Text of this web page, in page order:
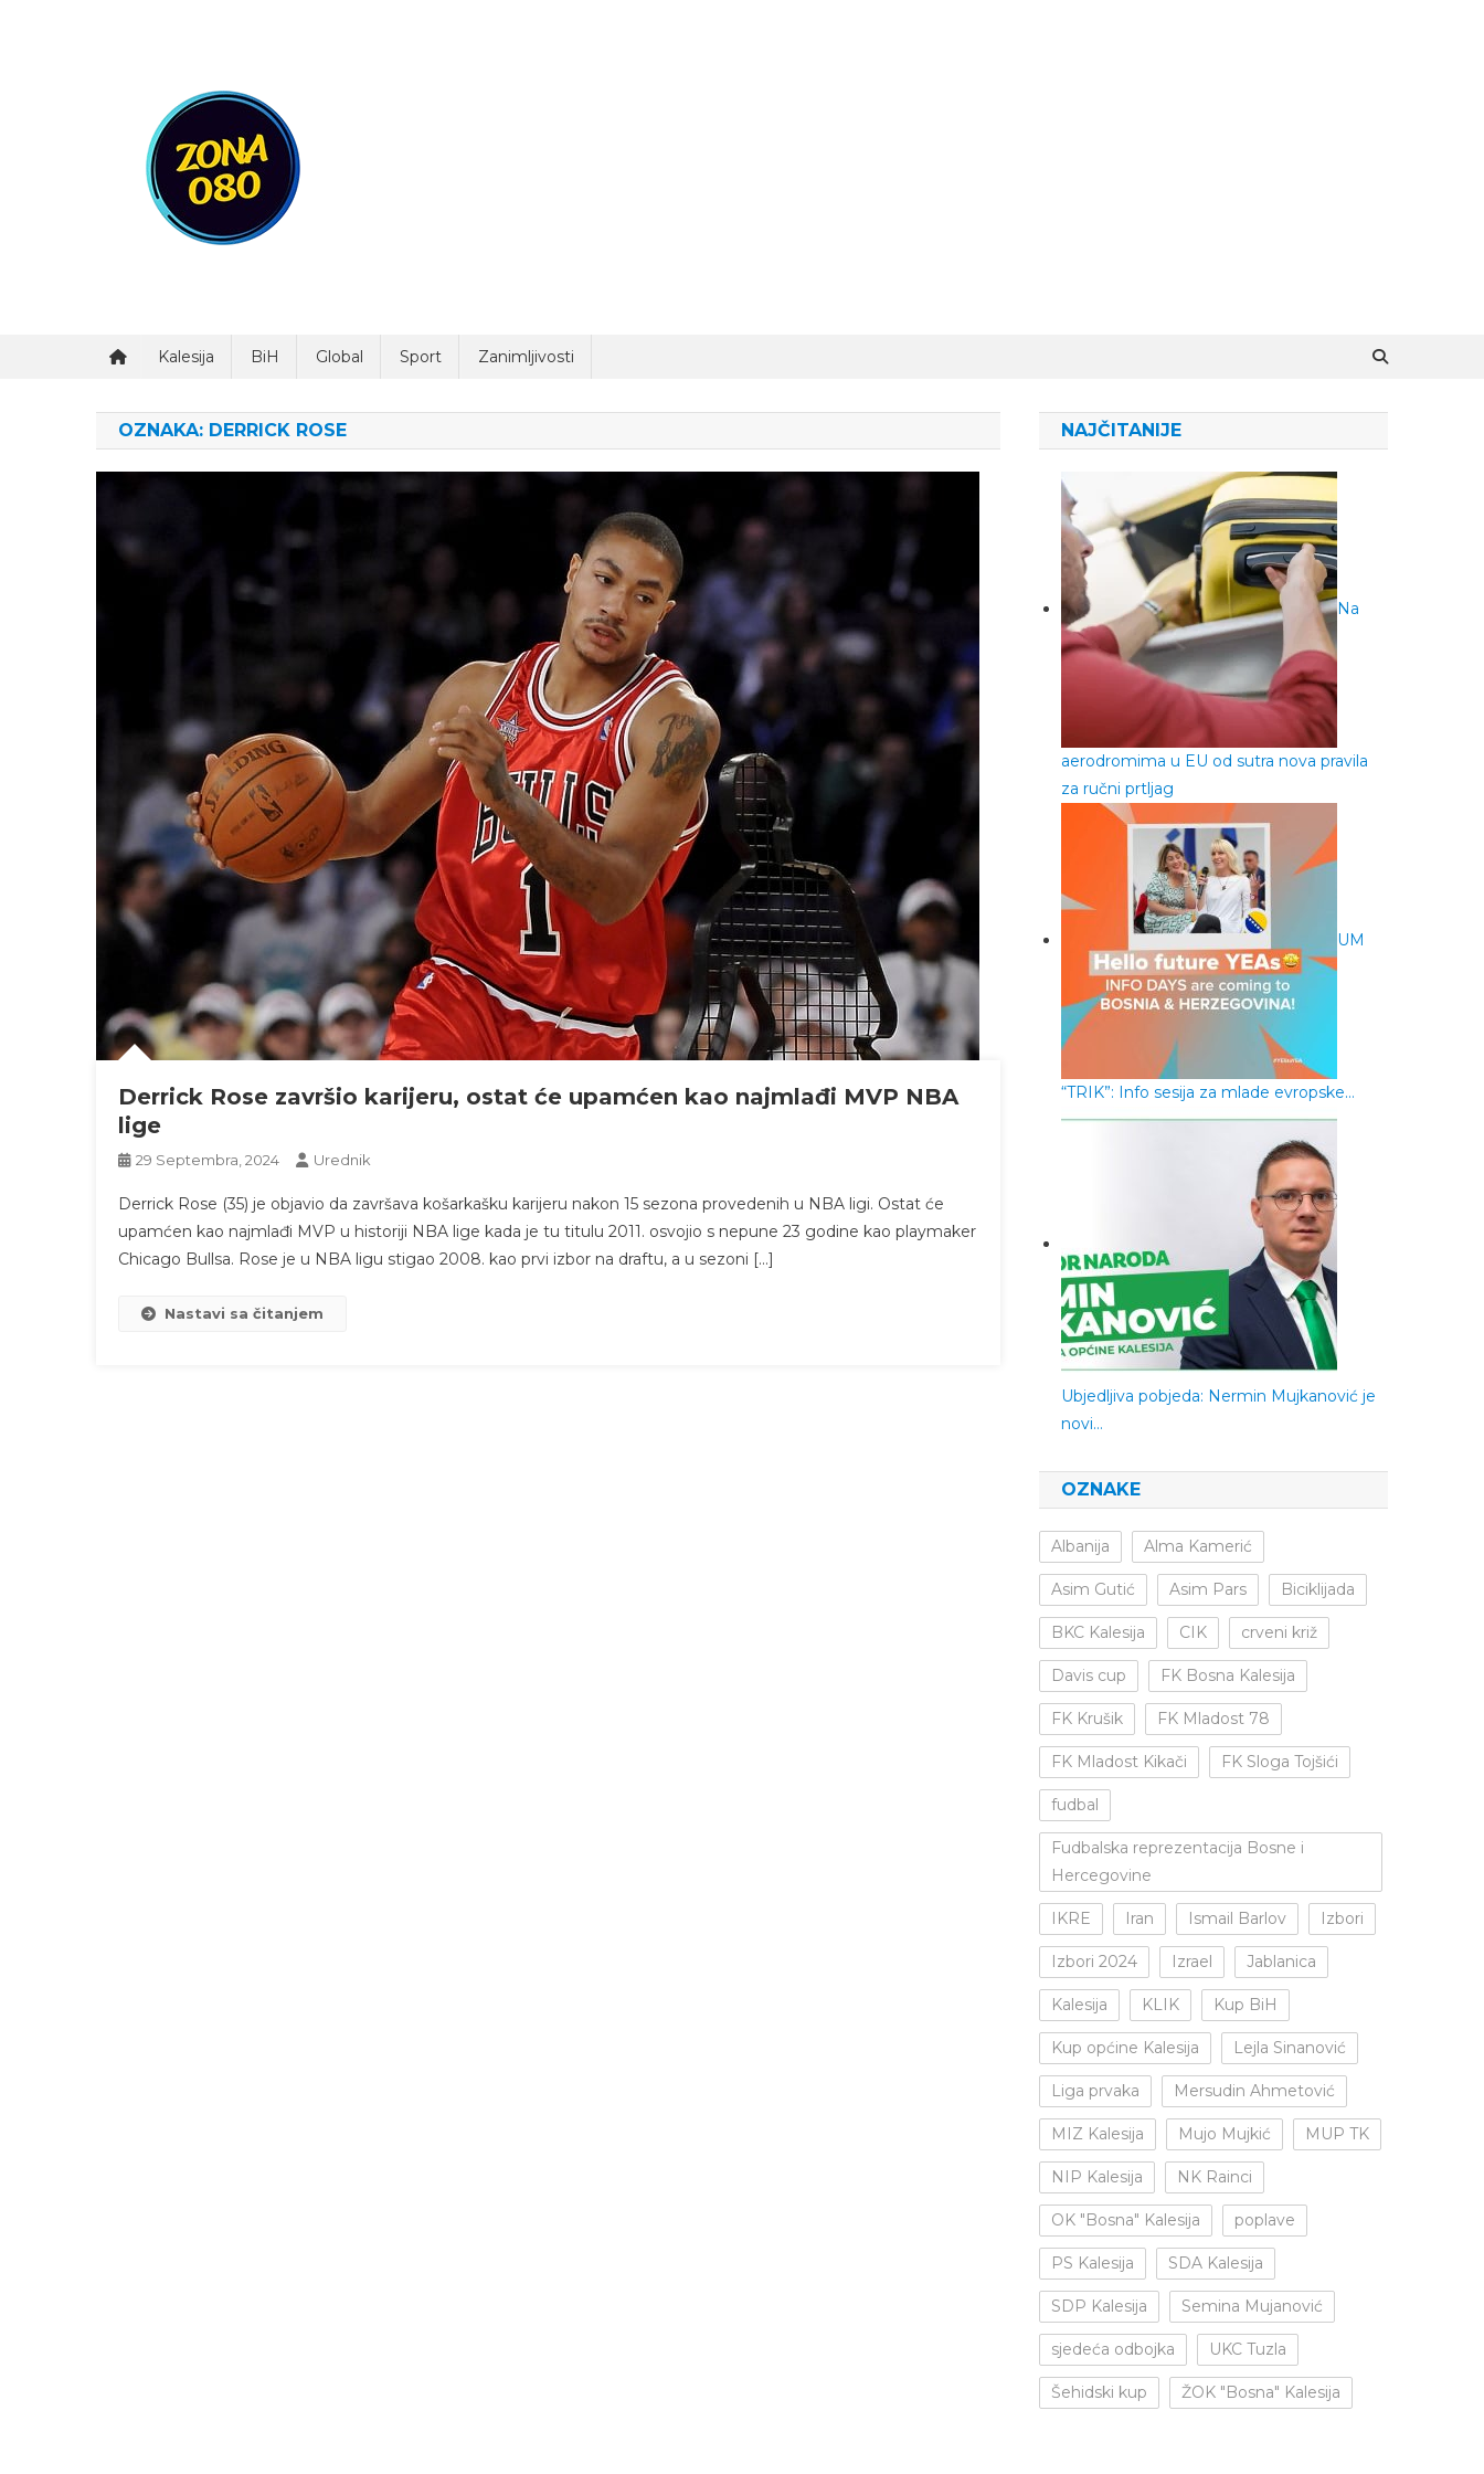
Kalesija BiH Global Sport Zanimljivosti
OZNAKA: DERRICK ROSE
Derrick Rose završio karijeru, ostat će upamćen kao najmlađi MVP NBA
lige
29 Septembra, 2024 Urednik
Derrick Rose (35) je objavio da završava košarkašku karijeru nakon 15 sezona provedenih u NBA ligi. Ostat će
upamćen kao najmlađi MVP u historiji NBA lige kada je tu titulu 2011. osvojio s nepune 23 godine kao playmaker
Chicago Bullsa. Rose je u NBA ligu stigao 2008. kao prvi izbor na draftu, a u sezoni […]
Nastavi sa čitanjem
NAJČITANIJE
Na
aerodromima u EU od sutra nova pravila
za ručni prtljag
UM
“TRIK”: Info sesija za mlade evropske…
Ubjedljiva pobjeda: Nermin Mujkanović je
novi…
OZNAKE
Albanija Alma Kamerić
Asim Gutić Asim Pars Biciklijada
BKC Kalesija CIK crveni križ
Davis cup FK Bosna Kalesija
FK Krušik FK Mladost 78
FK Mladost Kikači FK Sloga Tojšići
fudbal
Fudbalska reprezentacija Bosne i
Hercegovine
IKRE Iran Ismail Barlov Izbori
Izbori 2024 Izrael Jablanica
Kalesija KLIK Kup BiH
Kup općine Kalesija Lejla Sinanović
Liga prvaka Mersudin Ahmetović
MIZ Kalesija Mujo Mujkić MUP TK
NIP Kalesija NK Rainci
OK "Bosna" Kalesija poplave
PS Kalesija SDA Kalesija
SDP Kalesija Semina Mujanović
sjedeća odbojka UKC Tuzla
Šehidski kup ŽOK "Bosna" Kalesija